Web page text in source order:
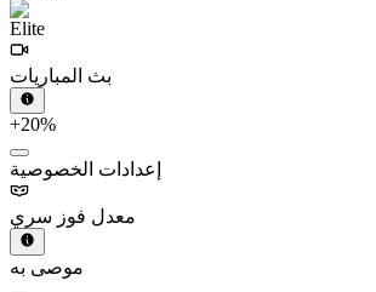
بث المباريات
+20%
إعدادات الخصوصية
معدل فوز سري
موصى به